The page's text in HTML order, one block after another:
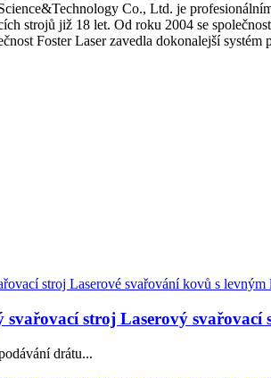
Co., Ltd. je
strojů již 18 let. Od roku 2004 se
Foster Laser zavedla dokonalejší
svařovací stroj Laserový svařovací
drátu...